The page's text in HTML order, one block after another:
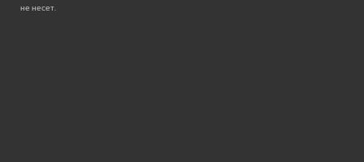
не несет.